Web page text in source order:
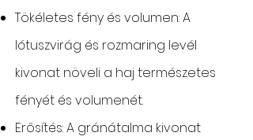
Tökéletes fény és volumen: A
lótuszvirág és rozmaring levél
kivonat növeli a haj természetes
fényét és volumenét.
Erősítés: A gránátalma kivonat